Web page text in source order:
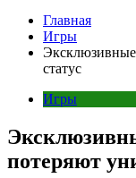
Главная
Игры
статус
Игры
потеряют